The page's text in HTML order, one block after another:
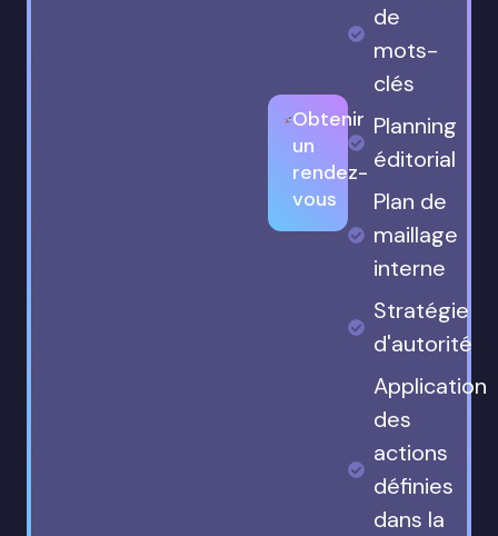
Obtenir
un
rendez-
vous
de
mots-
clés
Planning
éditorial
Plan de
maillage
interne
Stratégie
d'autorité
Application
des
actions
définies
dans la